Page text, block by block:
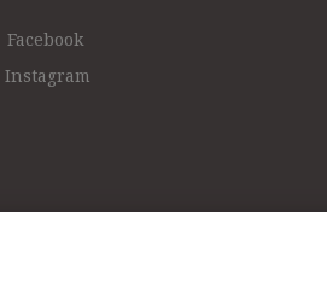
Facebook
Instagram